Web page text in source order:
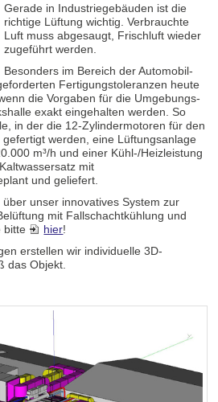
Gerade in Industriegebäuden ist die
richtige Lüftung wichtig. Verbrauchte
Luft muss abgesaugt, Frischluft wieder
zugeführt werden.
Besonders im Bereich der Automobil-
Fertigungstoleranzen heute
die Vorgaben für die Umgebungs-
exakt eingehalten werden. So
in der die 12-Zylindermotoren für den
werden, eine Lüftungsanlage
m³/h und einer Kühl-/Heizleistung
mit
und geliefert.
unser innovatives System zur
mit Fallschachtkühlung und
bitte
hier!
erstellen wir individuelle 3D-
das Objekt.